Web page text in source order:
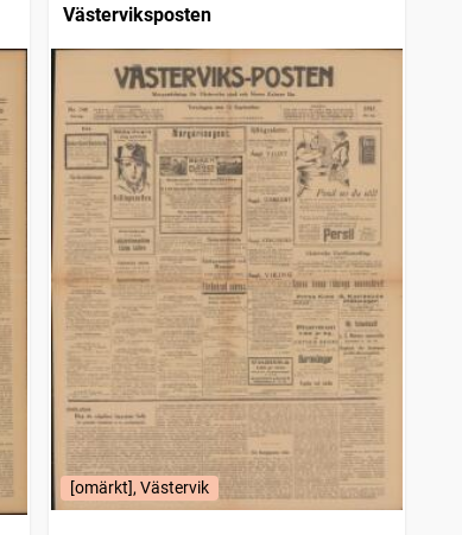
Västerviksposten
[omärkt], Västervik